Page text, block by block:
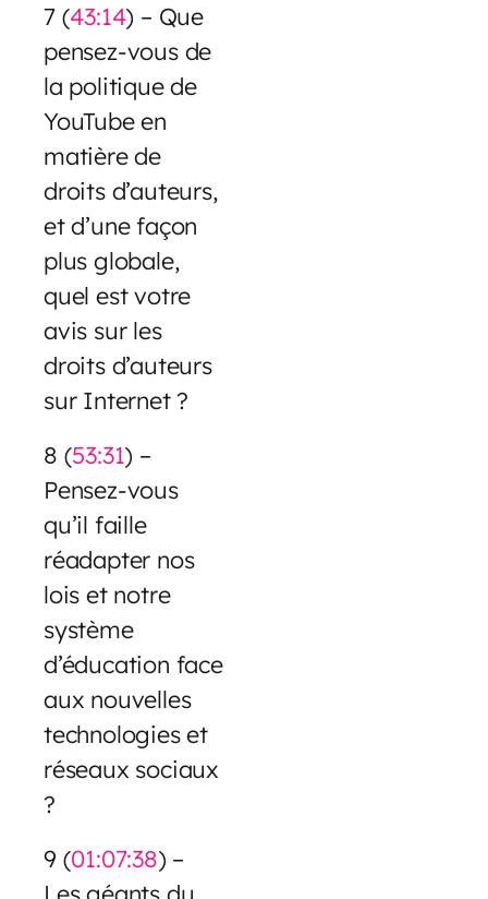
7 (43:14) – Que
pensez-vous de
la politique de
YouTube en
matière de
droits d’auteurs,
et d’une façon
plus globale,
quel est votre
avis sur les
droits d’auteurs
sur Internet ?
8 (53:31) –
Pensez-vous
qu’il faille
réadapter nos
lois et notre
système
d’éducation face
aux nouvelles
technologies et
réseaux sociaux
?
9 (01:07:38) –